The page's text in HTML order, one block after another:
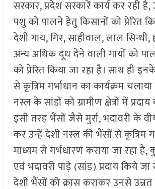
सरकार, प्रदेश सरकारें कार्य कर रही
पशु को पालने हेतु किसानों को प्रेरित
देशी गाय, गिर, साहीवाल, लाल सिन्धी,
अन्य अधिक दूध देने वाली गायों को
को प्रेरित किया जा रहा है। साथ ही
से कृत्रिम गर्भाधान का कार्यक्रम
नस्ल के सांडों को ग्रामीण क्षेत्रों में
इसी तरह भैंसों जैसे मुर्रा, भदावरी के
कर उन्हें देशी नस्ल की भैंसों से कृत्रिम
माध्यम से गर्भधारण कराया जा रहा है,
एवं भदावरी पाड़े (सांड) प्रदाय किये
देशी भैंसों को क्रास कराकर उनसे